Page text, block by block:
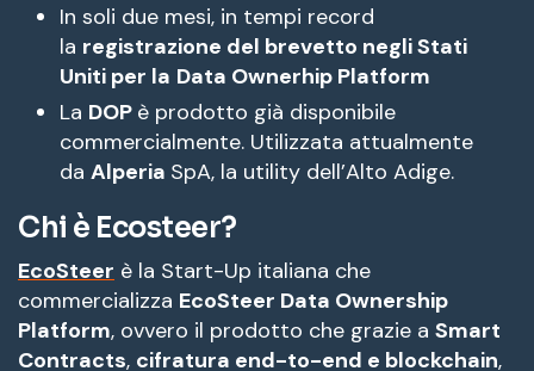
In soli due mesi, in tempi record
la registrazione del brevetto negli Stati
Uniti per la Data Ownerhip Platform
La DOP è prodotto già disponibile
commercialmente. Utilizzata attualmente
da Alperia SpA, la utility dell’Alto Adige.
Chi è Ecosteer?
EcoSteer è la Start-Up italiana che
commercializza EcoSteer Data Ownership
Platform, ovvero il prodotto che grazie a Smart
Contracts, cifratura end-to-end e blockchain,